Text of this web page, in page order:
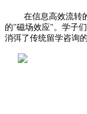
在信息高效流转
的"磁场效应"。学子
消弭了传统留学咨询